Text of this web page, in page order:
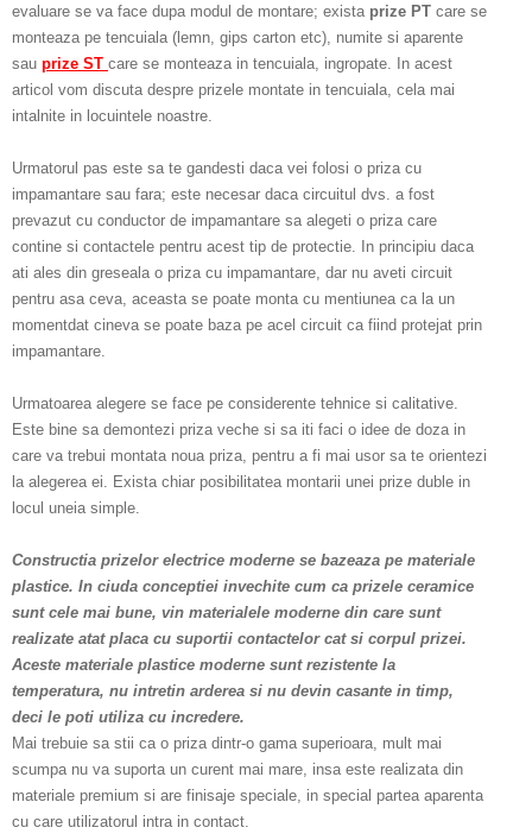
evaluare se va face dupa modul de montare; exista prize PT care se
monteaza pe tencuiala (lemn, gips carton etc), numite si aparente
sau prize ST care se monteaza in tencuiala, ingropate. In acest
articol vom discuta despre prizele montate in tencuiala, cela mai
intalnite in locuintele noastre.
Urmatorul pas este sa te gandesti daca vei folosi o priza cu
impamantare sau fara; este necesar daca circuitul dvs. a fost
prevazut cu conductor de impamantare sa alegeti o priza care
contine si contactele pentru acest tip de protectie. In principiu daca
ati ales din greseala o priza cu impamantare, dar nu aveti circuit
pentru asa ceva, aceasta se poate monta cu mentiunea ca la un
momentdat cineva se poate baza pe acel circuit ca fiind protejat prin
impamantare.
Urmatoarea alegere se face pe considerente tehnice si calitative.
Este bine sa demontezi priza veche si sa iti faci o idee de doza in
care va trebui montata noua priza, pentru a fi mai usor sa te orientezi
la alegerea ei. Exista chiar posibilitatea montarii unei prize duble in
locul uneia simple.
Constructia prizelor electrice moderne se bazeaza pe materiale
plastice. In ciuda conceptiei invechite cum ca prizele ceramice
sunt cele mai bune, vin materialele moderne din care sunt
realizate atat placa cu suportii contactelor cat si corpul prizei.
Aceste materiale plastice moderne sunt rezistente la
temperatura, nu intretin arderea si nu devin casante in timp,
deci le poti utiliza cu incredere.
Mai trebuie sa stii ca o priza dintr-o gama superioara, mult mai
scumpa nu va suporta un curent mai mare, insa este realizata din
materiale premium si are finisaje speciale, in special partea aparenta
cu care utilizatorul intra in contact.